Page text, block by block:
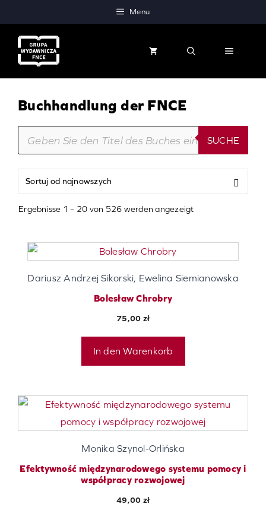
Inhalt
springen
Menu
MENÜ
Buchhandlung der FNCE
Products
search
SUCHE
Ergebnisse 1 – 20 von 526 werden angezeigtPosortowane
najnowszych
Dariusz Andrzej Sikorski, Ewelina Siemianowska
Bolesław Chrobry
75,00 zł
In den Warenkorb
Monika Szynol-Orlińska
Efektywność międzynarodowego systemu pomocy i
współpracy rozwojowej
49,00 zł